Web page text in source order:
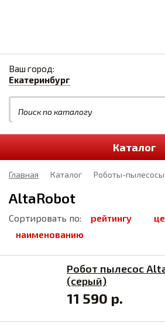
Ваш город:
Екатеринбург
Каталог
Главная Каталог Роботы-пылесосы
AltaRobot
Сортировать по: рейтингу
наименованию
Робот пылесос
(серый)
11 590 р.